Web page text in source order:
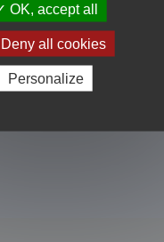
OK, accept all
Deny all cookies
Personalize